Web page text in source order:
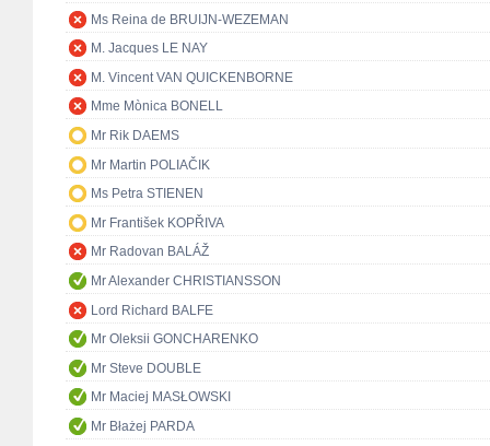
Ms Reina de BRUIJN-WEZEMAN
M. Jacques LE NAY
M. Vincent VAN QUICKENBORNE
Mme Mònica BONELL
Mr Rik DAEMS
Mr Martin POLIAČIK
Ms Petra STIENEN
Mr František KOPŘIVA
Mr Radovan BALÁŽ
Mr Alexander CHRISTIANSSON
Lord Richard BALFE
Mr Oleksii GONCHARENKO
Mr Steve DOUBLE
Mr Maciej MASŁOWSKI
Mr Błażej PARDA